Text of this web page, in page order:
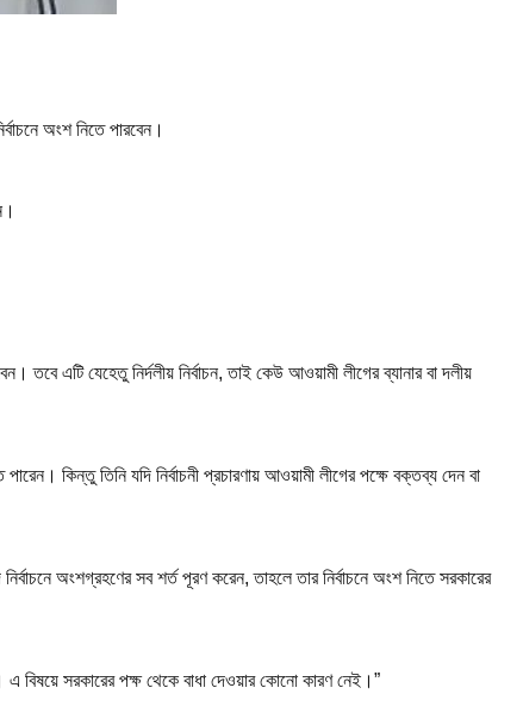
অংশ নিতে পারবেন।
এটি যেহেতু নির্দলীয় নির্বাচন, তাই কেউ আওয়ামী লীগের ব্যানার বা দলীয়
কিন্তু তিনি যদি নির্বাচনী প্রচারণায় আওয়ামী লীগের পক্ষে বক্তব্য দেন বা
অংশগ্রহণের সব শর্ত পূরণ করেন, তাহলে তার নির্বাচনে অংশ নিতে সরকারের
এ বিষয়ে সরকারের পক্ষ থেকে বাধা দেওয়ার কোনো কারণ নেই।”